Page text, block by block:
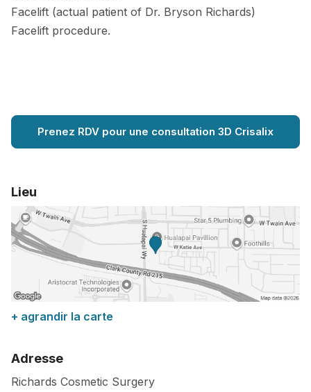
Facelift (actual patient of Dr. Bryson Richards)
Facelift procedure.
Prenez RDV pour une consultation 3D Crisalix
Lieu
+ agrandir la carte
Adresse
Richards Cosmetic Surgery